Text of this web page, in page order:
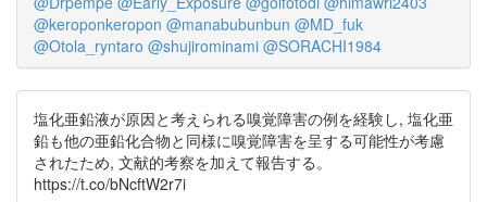
@keroponkeropon @manabubunbun @MD_fuk
@Otola_ryntaro @shujirominami @SORACHI1984
塩化亜鉛液が原因と考えられる嗅覚障害の例を経験し, 塩化亜
鉛も他の亜鉛化合物と同様に嗅覚障害を呈する可能性が考慮
されたため, 文献的考察を加えて報告する。
https://t.co/bNcftW2r7i